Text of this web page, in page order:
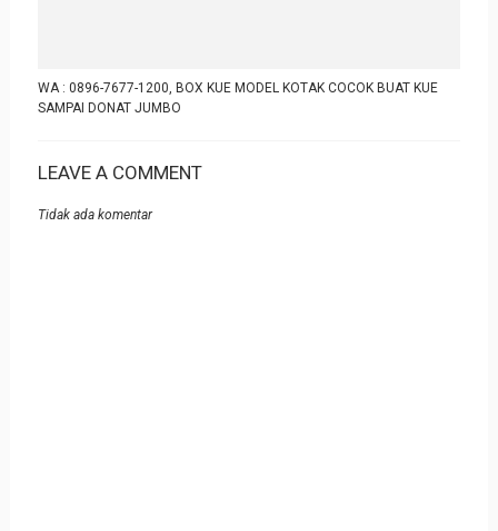
WA : 0896-7677-1200, BOX KUE MODEL KOTAK COCOK BUAT KUE
SAMPAI DONAT JUMBO
LEAVE A COMMENT
Tidak ada komentar